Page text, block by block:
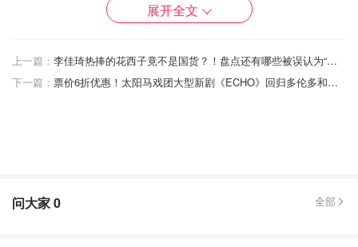
展开全文
上一篇：
李佳琦热捧的花西子竟不是国货？！盘点还有哪些被误认为“国货”的品牌！真心错付😅
下一篇：
票价6折优惠！太阳马戏团大型新剧《ECHO》回归多伦多和温哥华！
问大家0 全部